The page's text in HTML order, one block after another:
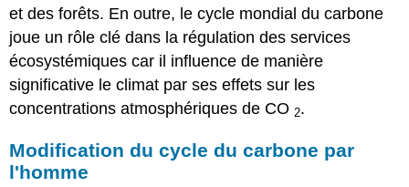
et des forêts. En outre, le cycle mondial du carbone
joue un rôle clé dans la régulation des services
écosystémiques car il influence de manière
significative le climat par ses effets sur les
concentrations atmosphériques de CO 2.
Modification du cycle du carbone par
l'homme